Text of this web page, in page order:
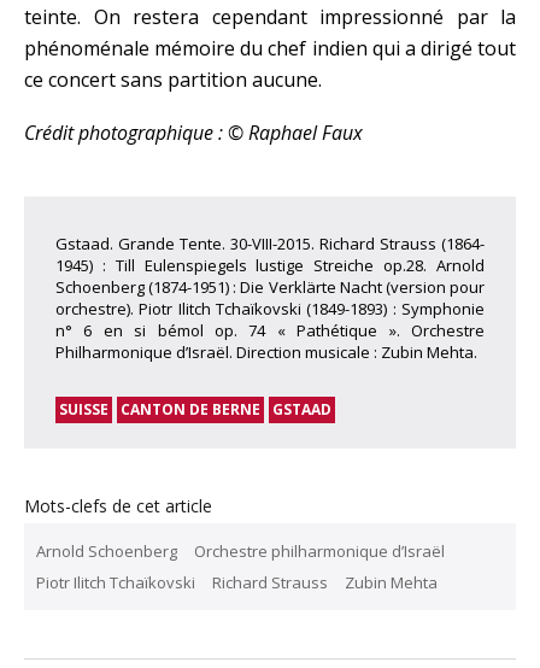
teinte. On restera cependant impressionné par la
phénoménale mémoire du chef indien qui a dirigé tout
ce concert sans partition aucune.
Crédit photographique : © Raphael Faux
Gstaad. Grande Tente. 30-VIII-2015. Richard Strauss (1864-
1945) : Till Eulenspiegels lustige Streiche op.28. Arnold
Schoenberg (1874-1951) : Die Verklärte Nacht (version pour
orchestre). Piotr Ilitch Tchaïkovski (1849-1893) : Symphonie
n° 6 en si bémol op. 74 « Pathétique ». Orchestre
Philharmonique d’Israël. Direction musicale : Zubin Mehta.
SUISSE CANTON DE BERNE GSTAAD
Mots-clefs de cet article
Arnold Schoenberg
Orchestre philharmonique d’Israël
Piotr Ilitch Tchaïkovski
Richard Strauss Zubin Mehta